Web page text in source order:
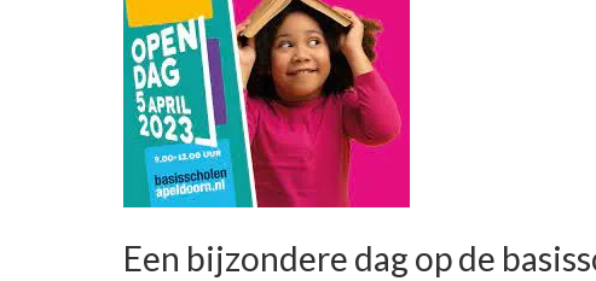
Een bijzondere dag op de